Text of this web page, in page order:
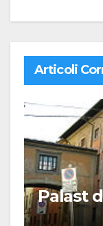
Articoli
Palast